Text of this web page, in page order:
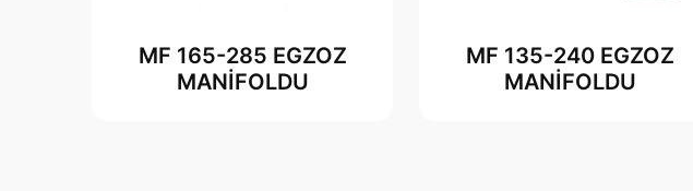
MF 165-285 EGZOZ
MANİFOLDU
MF 135-240 EGZOZ
MANİFOLDU